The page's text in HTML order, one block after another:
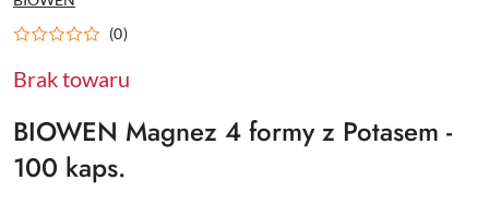
PRODUCENTA:
(0)
Brak towaru
BIOWEN Magnez 4 formy z Potasem -
100 kaps.